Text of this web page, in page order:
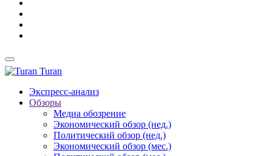
Turan
Экспресс-анализ
Обзоры
Медиа обозрение
Экономический обзор (нед.)
Политический обзор (нед.)
Экономический обзор (мес.)